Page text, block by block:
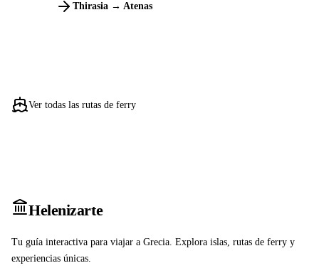
Thirasia → Atenas
Ver todas las rutas de ferry
Helenizarte
Tu guía interactiva para viajar a Grecia. Explora islas, rutas de ferry y
experiencias únicas.